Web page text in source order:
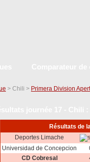
> Chili > Primera Division
Résultats de
Deportes Limache
Universidad de Concepcion
CD Cobresal